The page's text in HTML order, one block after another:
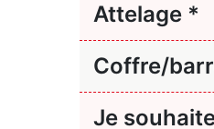
Attelage *
Coffre/
Je